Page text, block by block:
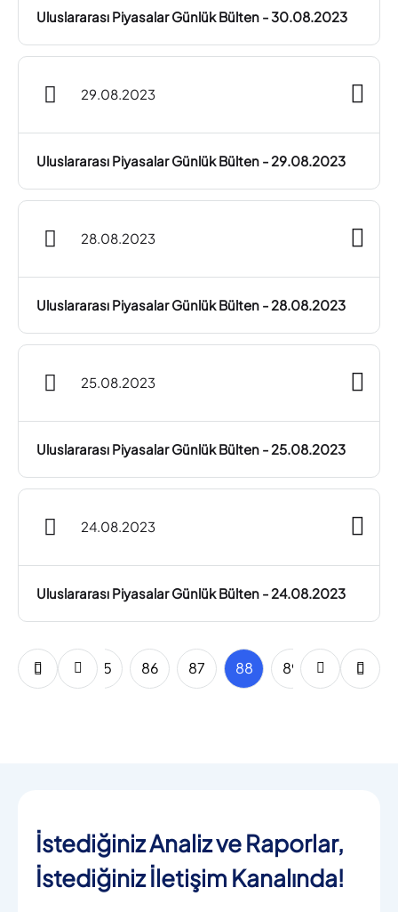
Uluslararası Piyasalar Günlük Bülten - 30.08.2023
29.08.2023
Uluslararası Piyasalar Günlük Bülten - 29.08.2023
28.08.2023
Uluslararası Piyasalar Günlük Bülten - 28.08.2023
25.08.2023
Uluslararası Piyasalar Günlük Bülten - 25.08.2023
24.08.2023
Uluslararası Piyasalar Günlük Bülten - 24.08.2023
84 85 86 87 88 89 90 91
İstediğiniz Analiz ve Raporlar,
İstediğiniz İletişim Kanalında!